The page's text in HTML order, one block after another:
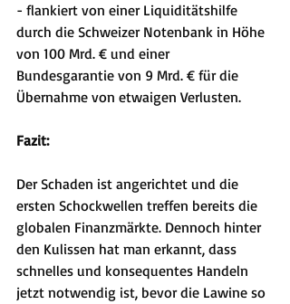
- flankiert von einer Liquiditätshilfe
durch die Schweizer Notenbank in Höhe
von 100 Mrd. € und einer
Bundesgarantie von 9 Mrd. € für die
Übernahme von etwaigen Verlusten.
Fazit:
Der Schaden ist angerichtet und die
ersten Schockwellen treffen bereits die
globalen Finanzmärkte. Dennoch hinter
den Kulissen hat man erkannt, dass
schnelles und konsequentes Handeln
jetzt notwendig ist, bevor die Lawine so